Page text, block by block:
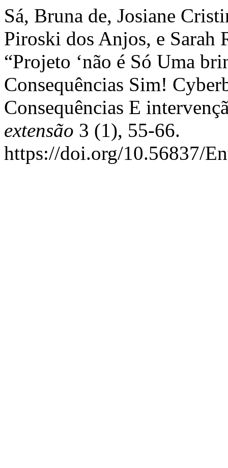
Sá, Bruna de, Josiane
Piroski dos Anjos, e Sarah
“Projeto ‘não é Só Uma
Consequências Sim!
Consequências E
extensão 3 (1), 55-66.
https://doi.org/10.56837/